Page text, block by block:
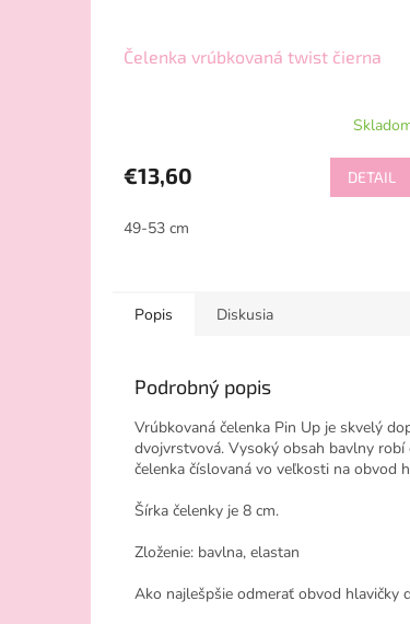
Čelenka vrúbkovaná twist čierna
€13,60 DETAIL
49-53 cm
Popis Diskusia
Podrobný popis
Vrúbkovaná čelenka Pin Up je skvelý
dvojvrstvová. Vysoký obsah bavlny robí
čelenka číslovaná vo veľkosti na obvod
Šírka čelenky je 8 cm.
Zloženie: bavlna, elastan
Ako najlešpšie odmerať obvod hlavičky